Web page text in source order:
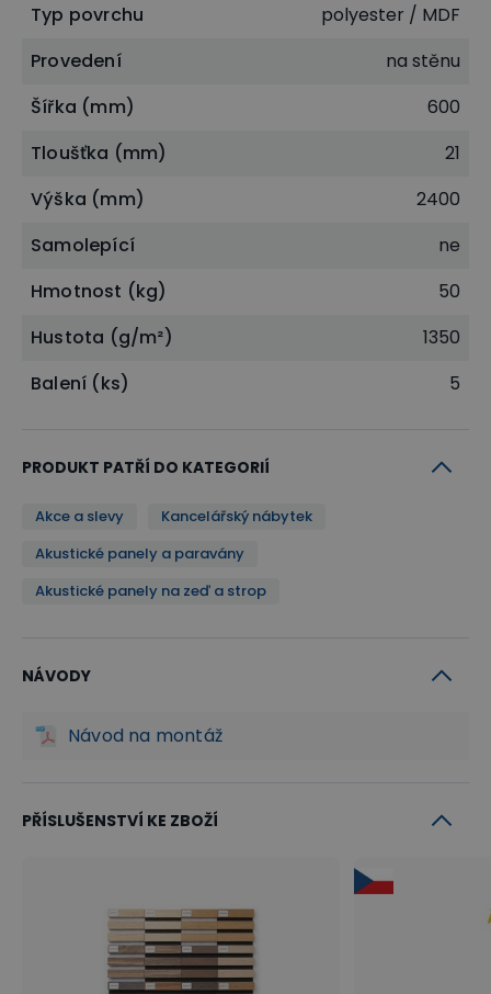
zvuků a ozvěn.
Dají se využít jako funkční prostředky lepením a
Aby akustické panely skvěle zapadly do moderních
interiérů, ve kterých je kladen důraz na design a
estetiku, je 9 mm hrubý polyesterový panel obložen
rozestup mezi nimi činí 13 mm.
Typ povrchu
polyester / MDF
Provedení
na stěnu
Šířka (mm)
600
Tloušťka (mm)
21
Výška (mm)
2400
Samolepící
ne
Hmotnost (kg)
50
Hustota (g/m²)
1350
Balení (ks)
5
PRODUKT PATŘÍ DO KATEGORIÍ
Akce a slevy
Kancelářský nábytek
Akustické panely a paravány
Akustické panely na zeď a strop
NÁVODY
Návod na montáž
PŘÍSLUŠENSTVÍ KE ZBOŽÍ